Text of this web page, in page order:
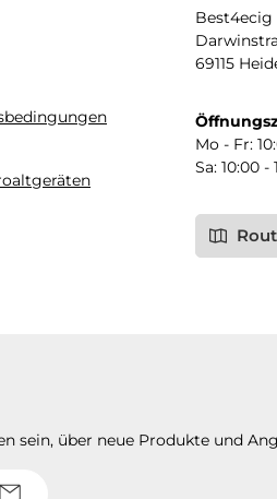
Best4ecig
69115
Mo - Fr:
Sa: 10:00 -
sein, über neue Produkte und